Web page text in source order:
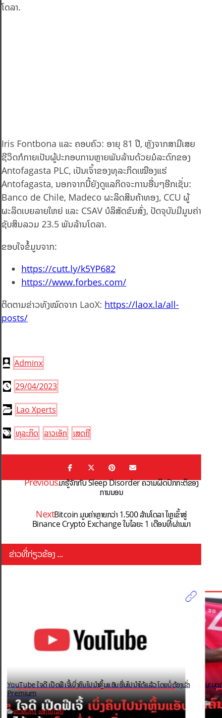
ໂດລາ.
Iris Fontbona ແລະ ຄອບຄົວ: ອາຍຸ 81 ປີ, ຫຼັງຈາກສາມີເສຍ
ຊີວິດກໍກາຍເປັນຜູ້ປະກອບການຫຼາຍພັນລ້ານດ້ວຍມໍລະດົກຂອງ
Antofagasta PLC, ເປັນເຈົ້າຂອງທຸລະກິດເໝືອງແຮ່
Antofagasta, ນອກຈາກນີ້ຍັງດູແລກິດຈະການອື່ນໆອີກເຊັ່ນ:
Banco de Chile, Madeco ຜະລິດສິນຄ້າທອງ, CCU ຜູ້
ຜະລິດເບຍລາຍໃຫຍ່ ແລະ CSAV ບໍລິສັດຂົນສົ່ງ, ປັດຈຸບັນມີມູນຄ່າ
ຊັບສິນລວມ 23.5 ພັນລ້ານໂດລາ.
ຂອບໃຈຂໍ້ມູນຈາກ:
https://cutt.ly/k5YP682
https://www.forbes.com/
ຕິດຕາມຂ່າວທັງໝົດຈາກ LaoX: https://laox.la/all-
posts/
Adminx
29/04/2023
Lao Xperts
ທຸລະກິດ ລາວເອັກ ເສດຖີ
Previousມາຮູ້ຈັກກັບ Sleep Disorder ຄວາມຜິດປົກກະຕິຂອງ
ການນອນ
NextBitcoin ມູນຄ່າຫຼາຍກວ່າ 1.500 ລ້ານໂດລາ ໄຫຼເຂົ້າສູ່
Binance Crypto Exchange ໃນໄລຍະ 1 ເດືອນທີ່ຜ່ານມາ
ຂ່າວທີ່ກ່ຽວຂ້ອງ ...
YouTube ໃຈດີ ເປີດຟີເຈີ້ເບິ່ງຄິບໄປນຳຫຼິ້ນແອັບອື່ນໄປນຳໄດ້ແລ້ວ ໂດຍບໍ່ຕ້ອງເຊົ່າ
Premium
ຂ່າວທົ່ວໄປ, ເທັກໂນໂລຢີ
ມະນຸດ
ຂ່າວ